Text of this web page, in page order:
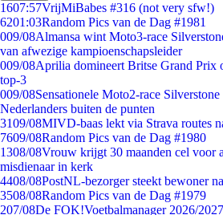
1607:57VrijMiBabes #316 (not very sfw!)
6201:03Random Pics van de Dag #1981
009/08Almansa wint Moto3-race
van afwezige kampioenschapsleider
009/08Aprilia domineert Britse Grand Prix
top-3
009/08Sensationele Moto2-race
Nederlanders buiten de punten
3109/08MIVD-baas lekt via Strava routes
7609/08Random Pics van de Dag #1980
1308/08Vrouw krijgt 30 maanden cel voor
misdienaar in kerk
4408/08PostNL-bezorger steekt bewoner
3508/08Random Pics van de Dag #1979
207/08De FOK!Voetbalmanager 2026/